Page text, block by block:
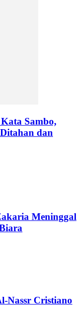
Sambo,
dan
Meninggal
Nassr Cristiano